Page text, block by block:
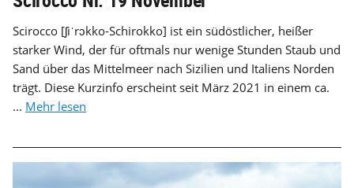
Scirocco [ʃiˈrɔkko-Schirokko] ist ein südöstlicher, heißer
starker Wind, der für oftmals nur wenige Stunden Staub und
Sand über das Mittelmeer nach Sizilien und Italiens Norden
trägt. Diese Kurzinfo erscheint seit März 2021 in einem ca.
... Mehr lesen